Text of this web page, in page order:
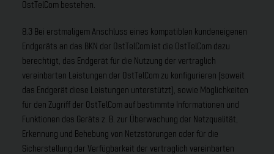
OstTelCom bestehen.
8.3 Bei erstmaligem Anschluss eines kompatiblen kundeneigenen
Endgeräts an das BKN der OstTelCom ist die OstTelCom dazu
berechtigt, das Endgerät für die Nutzung der vertraglich
vereinbarten Leistungen der OstTelCom zu konfigurieren (soweit
das Endgerät diese Leistungen unterstützt), sowie Möglichkeiten
für den Zugriff der OstTelCom auf bestimmte Informationen und
Funktionen des Geräts z. B. zur Überwachung der Netzqualität,
Erkennung und Behebung von Netzstörungen oder für die
Sicherstellung der Verfügbarkeit der vertraglich vereinbarten